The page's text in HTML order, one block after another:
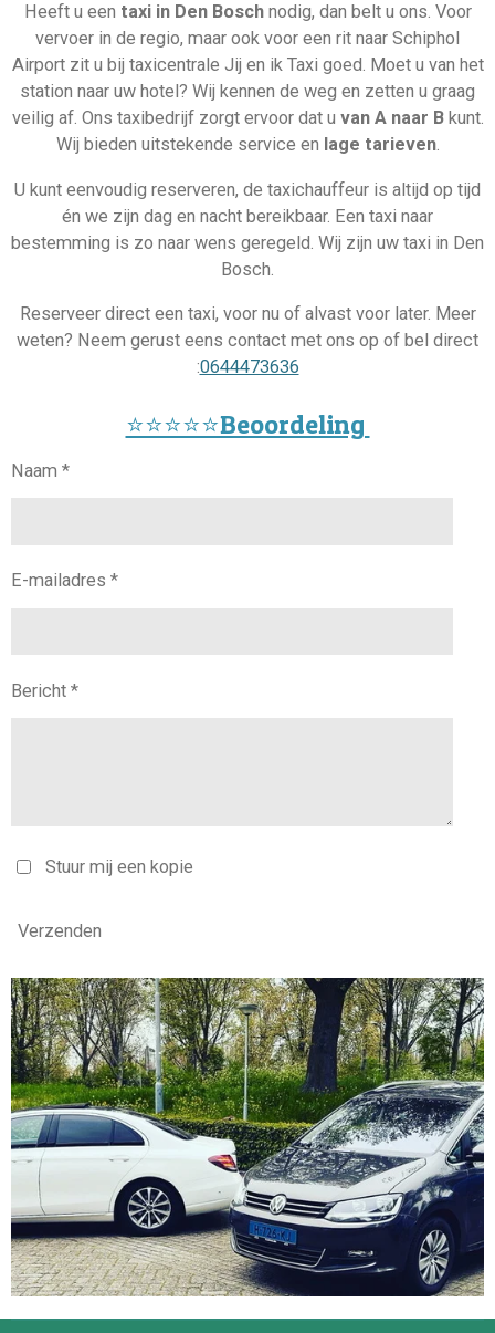
Heeft u een taxi in Den Boschnodig, dan belt u ons. Voor
vervoer in de regio, maar ook voor een rit naar Schiphol
Airport zit u bij taxicentrale Jij en ik Taxi goed. Moet u van het
station naar uw hotel? Wij kennen de weg en zetten u graag
veilig af. Ons taxibedrijf zorgt ervoor dat u van A naar Bkunt.
Wij bieden uitstekende service en lage tarieven.
U kunt eenvoudig reserveren, de taxichauffeur is altijd op tijd
én we zijn dag en nacht bereikbaar. Een taxi naar
bestemming is zo naar wens geregeld. Wij zijn uw taxi in Den
Bosch.
Reserveer direct een taxi, voor nu of alvast voor later. Meer
weten? Neem gerust eens contact met ons op of bel direct
:0644473636
⭐️⭐️⭐️⭐️⭐️Beoordeling
Naam *
E-mailadres *
Bericht *
Stuur mij een kopie
Verzenden